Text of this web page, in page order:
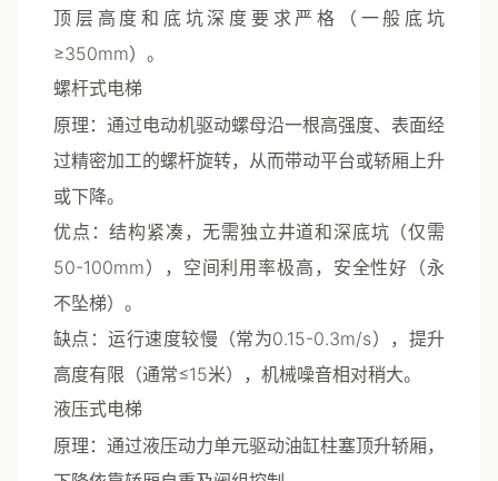
顶层高度和底坑深度要求严格（一般底坑
≥350mm）。
螺杆式电梯
原理 ：通过电动机驱动螺母沿一根高强度、表面经
过精密加工的螺杆旋转，从而带动平台或轿厢上升
或下降。
优点 ：结构紧凑，无需独立井道和深底坑（仅需
50-100mm），空间利用率极高，安全性好（永
不坠梯）。
缺点 ：运行速度较慢（常为0.15-0.3m/s），提升
高度有限（通常≤15米），机械噪音相对稍大。
液压式电梯
原理 ：通过液压动力单元驱动油缸柱塞顶升轿厢，